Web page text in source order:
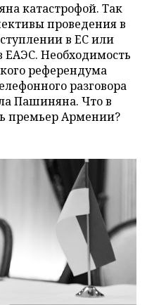
катастрофой. Так
проведения в
в ЕС или
Необходимость
референдума
разговора
Пашиняна. Что в
премьер Армении?